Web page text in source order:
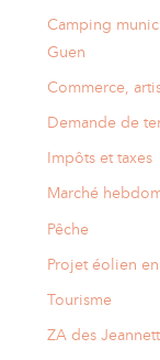
Camping
Guen
Commerce,
Demande de
Impôts et taxes
Marché
Pêche
Projet éolien
Tourisme
ZA des